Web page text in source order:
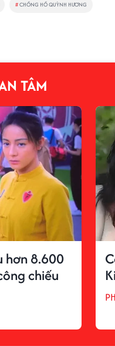
#CHỒNG HỒ QUỲNH HƯƠNG
TÂM
hơn 8.600
chiếu